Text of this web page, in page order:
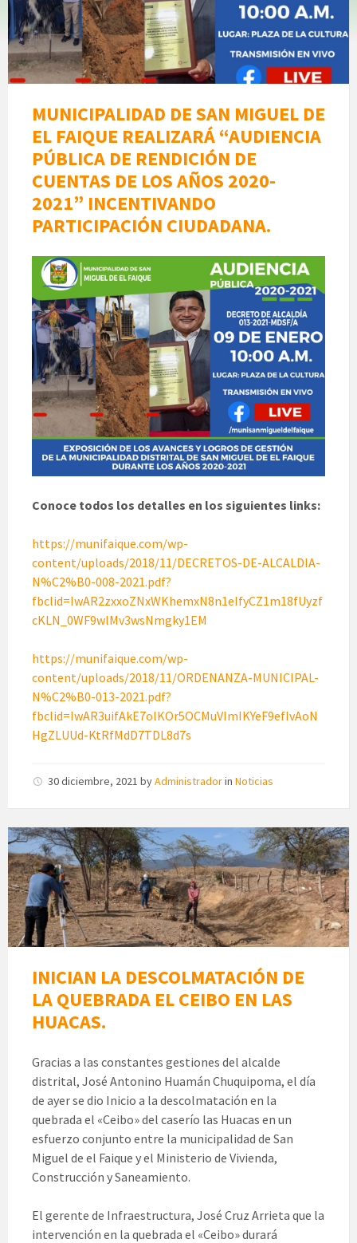
MUNICIPALIDAD DE SAN MIGUEL DE
EL FAIQUE REALIZARÁ “AUDIENCIA
PÚBLICA DE RENDICIÓN DE
CUENTAS DE LOS AÑOS 2020-
2021” INCENTIVANDO
PARTICIPACIÓN CIUDADANA.
Conoce todos los detalles en los siguientes links:
https://munifaique.com/wp-
content/uploads/2018/11/DECRETOS-DE-ALCALDIA-
N%C2%B0-008-2021.pdf?
fbclid=IwAR2zxxoZNxWKhemxN8n1eIfyCZ1m18fUyzf
cKLN_0WF9wlMv3wsNmgky1EM
https://munifaique.com/wp-
content/uploads/2018/11/ORDENANZA-MUNICIPAL-
N%C2%B0-013-2021.pdf?
fbclid=IwAR3uifAkE7olKOr5OCMuVImIKYeF9efIvAoN
HgZLUUd-KtRfMdD7TDL8d7s
30 diciembre, 2021 byAdministradorin Noticias
INICIAN LA DESCOLMATACIÓN DE
LA QUEBRADA EL CEIBO EN LAS
HUACAS.
Gracias a las constantes gestiones del alcalde
distrital, José Antonino Huamán Chuquipoma, el día
de ayer se dio Inicio a la descolmatación en la
quebrada el «Ceibo» del caserío las Huacas en un
esfuerzo conjunto entre la municipalidad de San
Miguel de el Faique y el Ministerio de Vivienda,
Construcción y Saneamiento.
El gerente de Infraestructura, José Cruz Arrieta que la
intervención en la quebrada el «Ceibo» durará